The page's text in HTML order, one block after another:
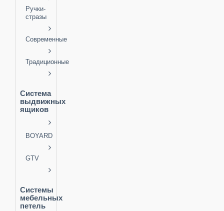
Ручки-
стразы
Современные
Традиционные
Система
выдвижных
ящиков
BOYARD
GTV
Системы
мебельных
петель